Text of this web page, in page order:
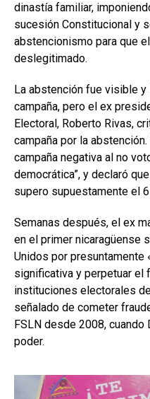
dinastía familiar,
sucesión Constitucional y
abstencionismo para que
deslegitimado.
La abstención fue visible
campaña, pero el ex
Electoral, Roberto Rivas,
campaña por la
campaña negativa al no
democrática”, y declaró
supero supuestamente el
Semanas después, el ex
en el primer nicaragüense
Unidos por presuntamente
significativa y perpetuar el
instituciones electorales
señalado de cometer
FSLN desde 2008, cuando
poder.